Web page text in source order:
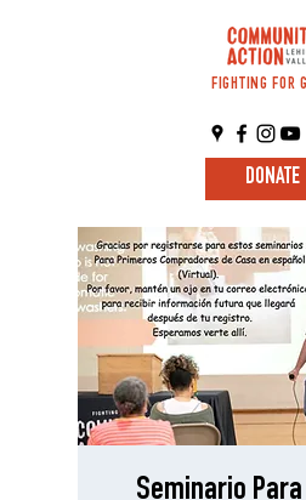
FIGHTING FOR
DONATE
Seminario